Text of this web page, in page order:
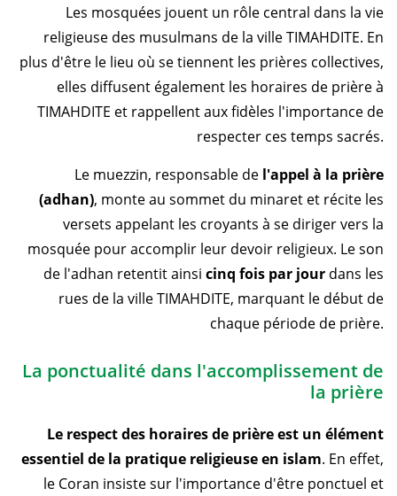
Les mosquées jouent un rôle central dans la vie
religieuse des musulmans de la ville TIMAHDITE. En
plus d'être le lieu où se tiennent les prières collectives,
elles diffusent également les horaires de prière à
TIMAHDITE et rappellent aux fidèles l'importance de
respecter ces temps sacrés.
Le muezzin, responsable de l'appel à la prière
(adhan), monte au sommet du minaret et récite les
versets appelant les croyants à se diriger vers la
mosquée pour accomplir leur devoir religieux. Le son
de l'adhan retentit ainsi cinq fois par jour dans les
rues de la ville TIMAHDITE, marquant le début de
chaque période de prière.
La ponctualité dans l'accomplissement de
la prière
Le respect des horaires de prière est un élément
essentiel de la pratique religieuse en islam. En effet,
le Coran insiste sur l'importance d'être ponctuel et